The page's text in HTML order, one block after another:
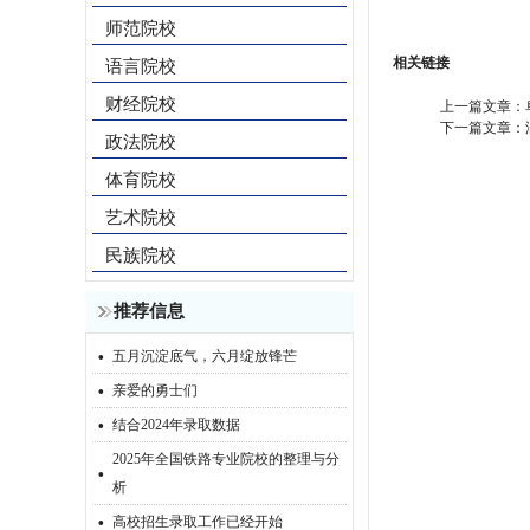
师范院校
语言院校
财经院校
政法院校
体育院校
艺术院校
民族院校
推荐信息
· 五月沉淀底气，六月绽放锋芒
· 亲爱的勇士们
· 结合2024年录取数据
· 2025年全国铁路专业院校的整理与分
析
高校招生录取工作已经开始
相关链接
上一篇文章：
下一篇文章：